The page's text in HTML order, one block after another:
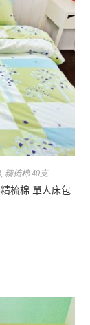
, 精梳棉 40支
梳棉 單人床包